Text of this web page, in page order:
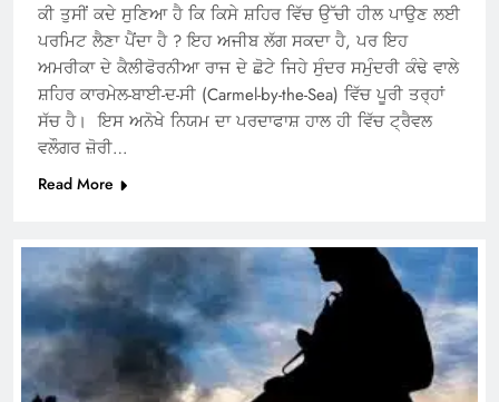
ਕੀ ਤੁਸੀਂ ਕਦੇ ਸੁਣਿਆ ਹੈ ਕਿ ਕਿਸੇ ਸ਼ਹਿਰ ਵਿੱਚ ਉੱਚੀ ਹੀਲ ਪਾਉਣ ਲਈ
ਪਰਮਿਟ ਲੈਣਾ ਪੈਂਦਾ ਹੈ ? ਇਹ ਅਜੀਬ ਲੱਗ ਸਕਦਾ ਹੈ, ਪਰ ਇਹ
ਅਮਰੀਕਾ ਦੇ ਕੈਲੀਫੋਰਨੀਆ ਰਾਜ ਦੇ ਛੋਟੇ ਜਿਹੇ ਸੁੰਦਰ ਸਮੁੰਦਰੀ ਕੰਢੇ ਵਾਲੇ
ਸ਼ਹਿਰ ਕਾਰਮੇਲ-ਬਾਈ-ਦ-ਸੀ (Carmel-by-the-Sea) ਵਿੱਚ ਪੂਰੀ ਤਰ੍ਹਾਂ
ਸੱਚ ਹੈ। ਇਸ ਅਨੋਖੇ ਨਿਯਮ ਦਾ ਪਰਦਾਫਾਸ਼ ਹਾਲ ਹੀ ਵਿੱਚ ਟ੍ਰੈਵਲ
ਵਲੌਗਰ ਜ਼ੋਰੀ…
Read More